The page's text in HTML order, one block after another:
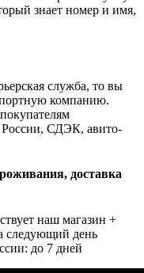
знает номер и имя,
служба, то вы
компанию.
СДЭК, авито-
доставка
наш магазин +
следующий день
до 7 дней